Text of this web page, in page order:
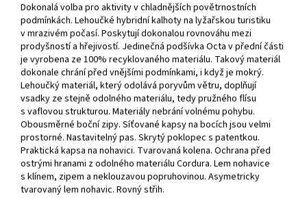
Dokonalá volba pro aktivity v chladnějších povětrnostních
podmínkách. Lehoučké hybridní kalhoty na lyžařskou turistiku
v mrazivém počasí. Poskytují dokonalou rovnováhu mezi
prodyšností a hřejivostí. Jedinečná podšívka Octa v přední části
je vyrobena ze 100% recyklovaného materiálu. Takový materiál
dokonale chrání před vnějšími podmínkami, i když je mokrý.
Lehoučký materiál, který odolává poryvům větru, doplňují
vsadky ze stejně odolného materiálu, tedy pružného flísu
s vaflovou strukturou. Materiály nebrání volnému pohybu.
Obousměrné boční zipy. Síťované kapsy na bocích jsou velmi
prostorné. Nastavitelný pas. Skrytý poklopec s patentkou.
Praktická kapsa na nohavici. Tvarovaná kolena. Ochrana před
ostrými hranami z odolného materiálu Cordura. Lem nohavice
s klínem, zipem a neklouzavou popruhovinou. Asymetricky
tvarovaný lem nohavic. Rovný střih.